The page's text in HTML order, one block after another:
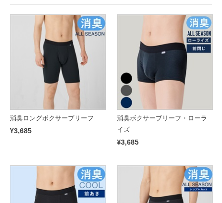
消臭ロングボクサーブリーフ
¥3,685
消臭ボクサーブリーフ・ローラ
イズ
¥3,685